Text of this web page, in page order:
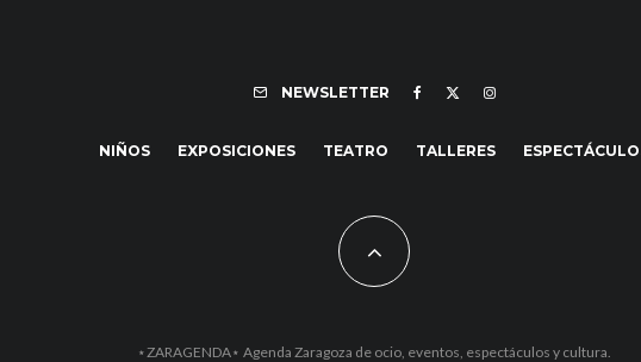
NEWSLETTER
NIÑOS EXPOSICIONES TEATRO TALLERES
⋆ZARAGENDA⋆ Agenda Zaragoza de ocio, eventos, espectáculos y cultura.